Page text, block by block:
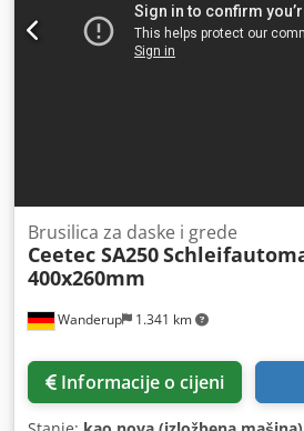
Wanderup 1.341 km
Brusilica za daske i grede
Ceetec SA250
400x260mm
Informacije o cijeni